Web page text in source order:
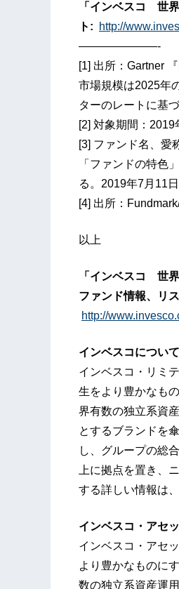
「インベスコ 世
ト :
http://
———————-
[1] 出所：Gartner
市場規模は2025年
ターのレートに基づ
[2] 対象期間：2019
[3] ファンド名、愛
「ファンドの特色
る。2019年7月11
[4] 出所：
以上
「インベスコ 世
ファンド情報、リ
http://
インベスコについて
インベスコ・リミ
生をより豊かなも
界有数の独立系資
とするブランドを
し、グループの総
上に拠点を置き、
する詳しい情報は
インベスコ・アセ
インベスコ・アセ
より豊かなものに
数の独立系資産運